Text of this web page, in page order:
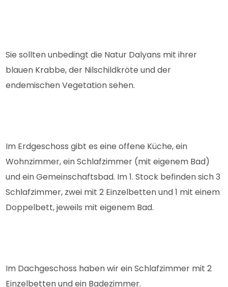
Sie sollten unbedingt die Natur Dalyans mit ihrer
blauen Krabbe, der Nilschildkröte und der
endemischen Vegetation sehen.
Im Erdgeschoss gibt es eine offene Küche, ein
Wohnzimmer, ein Schlafzimmer (mit eigenem Bad)
und ein Gemeinschaftsbad. Im 1. Stock befinden sich 3
Schlafzimmer, zwei mit 2 Einzelbetten und 1 mit einem
Doppelbett, jeweils mit eigenem Bad.
Im Dachgeschoss haben wir ein Schlafzimmer mit 2
Einzelbetten und ein Badezimmer.